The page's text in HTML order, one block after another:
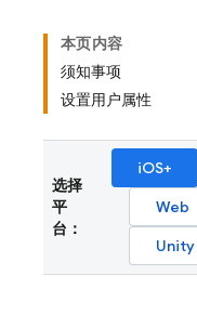
本页内容
须知事项
设置用户属性
选择
平
台：
iOS+
Web
Unity